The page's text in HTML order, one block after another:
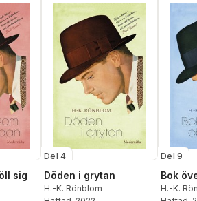
sig
Del 4
Döden i grytan
H.-K. Rönblom
Del 9
Bok
H.-K.